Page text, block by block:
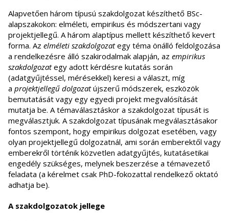
Alapvetően három típusú szakdolgozat készíthető BSc-
alapszakokon: elméleti, empirikus és módszertani vagy
projektjellegű. A három alaptípus mellett készíthető kevert
forma. Az elméleti szakdolgozategy téma önálló feldolgozása
a rendelkezésre álló szakirodalmak alapján, az empirikus
szakdolgozategy adott kérdésre kutatás során
(adatgyűjtéssel, mérésekkel) keresi a választ, míg
a projektjellegű dolgozatújszerű módszerek, eszközök
bemutatását vagy egy egyedi projekt megvalósítását
mutatja be. A témaválasztáskor a szakdolgozat típusát is
megválasztjuk. A szakdolgozat típusának megválasztásakor
fontos szempont, hogy empirikus dolgozat esetében, vagy
olyan projektjellegű dolgozatnál, ami során emberektől vagy
emberekről történik közvetlen adatgyűjtés, kutatásetikai
engedély szükséges, melynek beszerzése a témavezető
feladata (a kérelmet csak PhD-fokozattal rendelkező oktató
adhatja be).
A szakdolgozatok jellege